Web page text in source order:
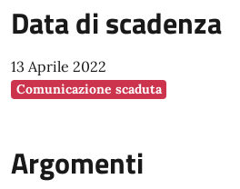
Data di scadenza
13 Aprile 2022
Comunicazione scaduta
Argomenti